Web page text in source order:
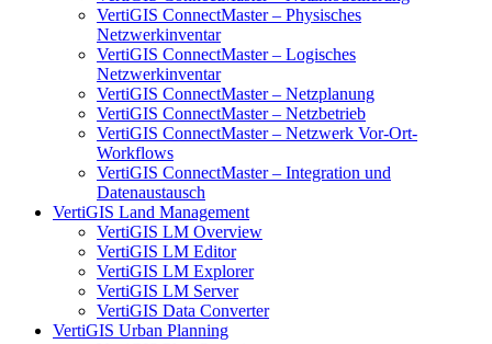
VertiGIS ConnectMaster – Physisches
Netzwerkinventar
VertiGIS ConnectMaster – Logisches
Netzwerkinventar
VertiGIS ConnectMaster – Netzplanung
VertiGIS ConnectMaster – Netzbetrieb
VertiGIS ConnectMaster – Netzwerk Vor-Ort-
Workflows
VertiGIS ConnectMaster – Integration und
Datenaustausch
VertiGIS Land Management
VertiGIS LM Overview
VertiGIS LM Editor
VertiGIS LM Explorer
VertiGIS LM Server
VertiGIS Data Converter
VertiGIS Urban Planning